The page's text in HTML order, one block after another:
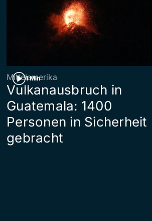
1 Min
Mittelamerika
Vulkanausbruch in
Guatemala: 1400
Personen in Sicherheit
gebracht